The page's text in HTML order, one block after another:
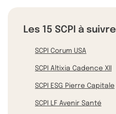
Les 15 SCPI à suivre
SCPI Corum USA
SCPI Altixia Cadence XII
SCPI ESG Pierre Capitale
SCPI LF Avenir Santé